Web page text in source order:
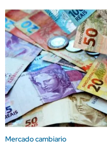
Mercado cambiario